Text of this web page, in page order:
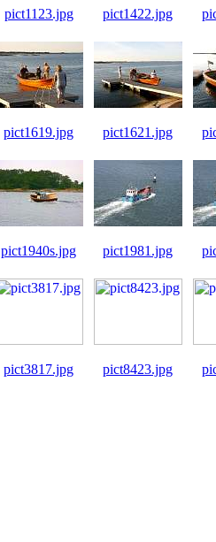
pict1123.jpg pict1422.jpg
pict1619.jpg pict1621.jpg
pict1940s.jpg pict1981.jpg
pict3817.jpg pict8423.jpg